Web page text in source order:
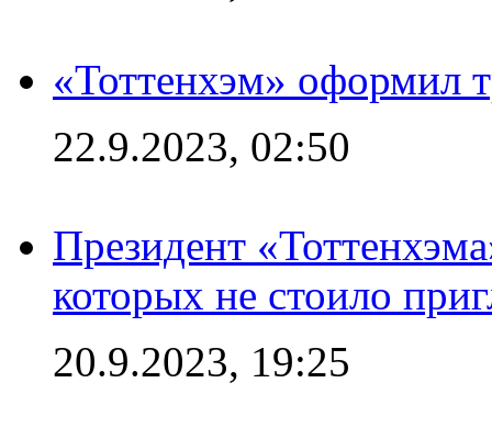
«Тоттенхэм» оформил
22.9.2023, 02:50
Президент
которых не стоило
20.9.2023, 19:25